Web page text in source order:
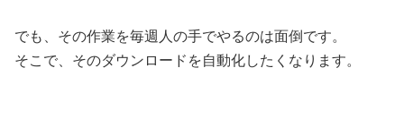
でも、その作業を毎週人の手でやるのは面倒です。
そこで、そのダウンロードを自動化したくなります。